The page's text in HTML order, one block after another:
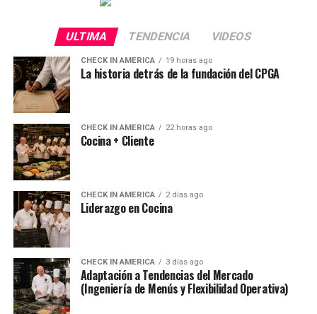
ULTIMA TENDENCIA VIDEOS
CHECK IN AMERICA 19 horas ago
La historia detrás de la fundación del CPGA
CHECK IN AMERICA 22 horas ago
Cocina + Cliente
CHECK IN AMERICA 2 días ago
Liderazgo en Cocina
CHECK IN AMERICA 3 días ago
Adaptación a Tendencias del Mercado
(Ingeniería de Menús y Flexibilidad Operativa)